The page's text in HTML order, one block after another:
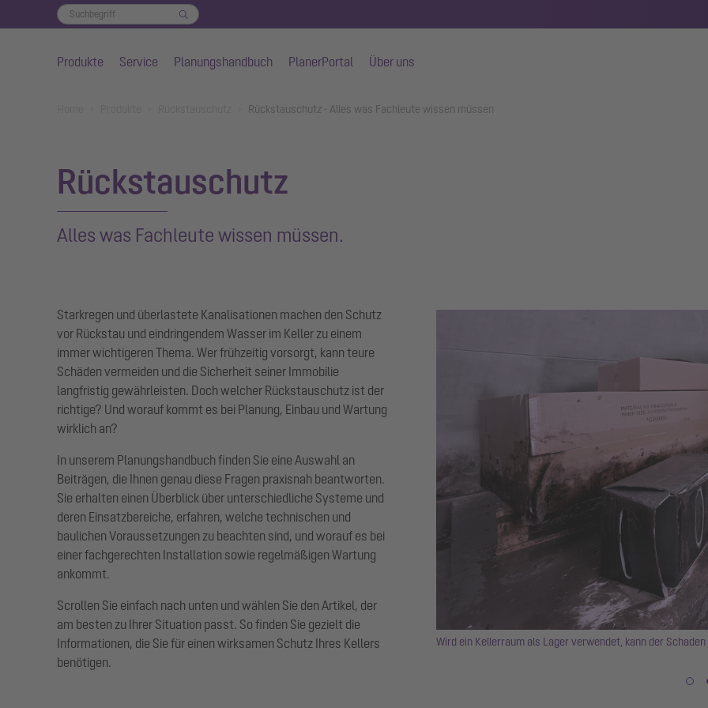
Produkte Service Planungshandbuch PlanerPortal Über uns
Rückstauschutz - Alles was Fachleute wissen müssen
Rückstauschutz
Alles was Fachleute wissen müssen.
Starkregen und überlastete Kanalisationen machen den Schutz
vor Rückstau und eindringendem Wasser im Keller zu einem
immer wichtigeren Thema. Wer frühzeitig vorsorgt, kann teure
Schäden vermeiden und die Sicherheit seiner Immobilie
langfristig gewährleisten. Doch welcher Rückstauschutz ist der
richtige? Und worauf kommt es bei Planung, Einbau und Wartung
wirklich an?
In unserem Planungshandbuch finden Sie eine Auswahl an
Beiträgen, die Ihnen genau diese Fragen praxisnah beantworten.
Sie erhalten einen Überblick über unterschiedliche Systeme und
deren Einsatzbereiche, erfahren, welche technischen und
baulichen Voraussetzungen zu beachten sind, und worauf es bei
einer fachgerechten Installation sowie regelmäßigen Wartung
ankommt.
Scrollen Sie einfach nach unten und wählen Sie den Artikel, der
am besten zu Ihrer Situation passt. So finden Sie gezielt die
Informationen, die Sie für einen wirksamen Schutz Ihres Kellers
benötigen.
Wasser aus der Kanalisation über ungesicherte Entwässerungsgegenstände in den Keller
anrichten.
Wird ein Kellerraum als Lager verwendet, kann der